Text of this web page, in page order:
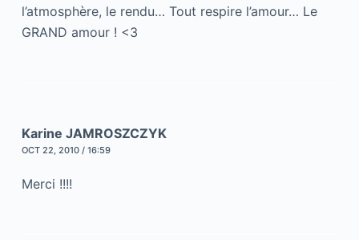
l’atmosphère, le rendu… Tout respire l’amour… Le
GRAND amour ! <3
Karine JAMROSZCZYK
OCT 22, 2010 / 16:59
Merci !!!!